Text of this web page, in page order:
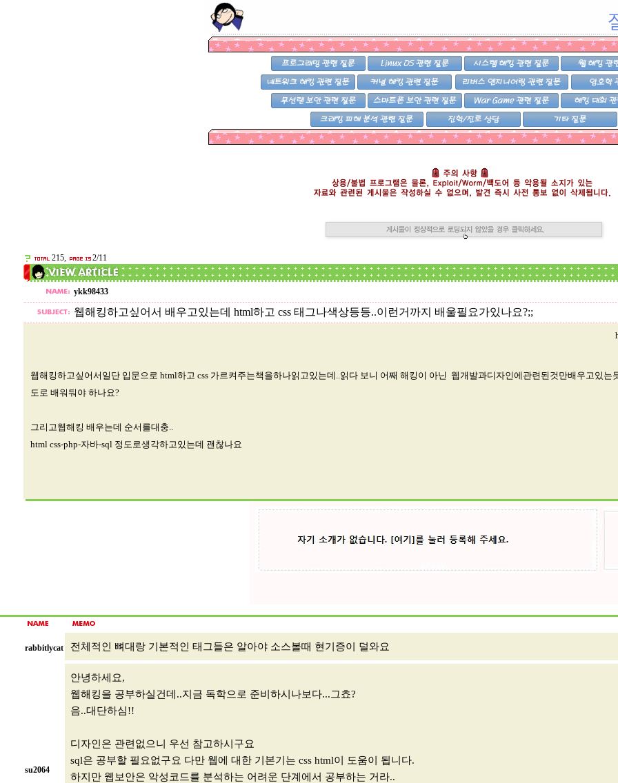
215, 2/11
ykk98433
웹해킹하고싶어서 배우고있는데 html하고 css 태그나색상등등..이런거까지 배울필요가있나요?;;
웹해킹하고싶어서일단 입문으로 html하고 css 가르켜주는책을하나읽고있는데..읽다 보니 어째 해킹이 아닌 웹개발과디자인에관련된것만배우고있
도로 배워둬야 하나요?
그리고웹해킹 배우는데 순서를대충..
html css-php-자바-sql 정도로생각하고있는데 괜찮나요
rabbitlycat 전체적인 뼈대랑 기본적인 태그들은 알아야 소스볼때 현기증이 덜와요
su2064
안녕하세요,
웹해킹을 공부하실건데..지금 독학으로 준비하시나보다...그쵸?
음..대단하심!!
디자인은 관련없으니 우선 참고하시구요
sql은 공부할 필요없구요 다만 웹에 대한 기본기는 css html이 도움이 됩니다.
하지만 웹보안은 악성코드를 분석하는 어려운 단계에서 공부하는 거라..